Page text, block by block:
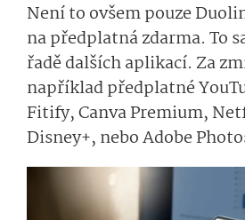
Není to ovšem pouze
na předplatná zdarma. To
řadě dalších aplikací. Za
například předplatné
Fitify, Canva Premium,
Disney+, nebo Adobe